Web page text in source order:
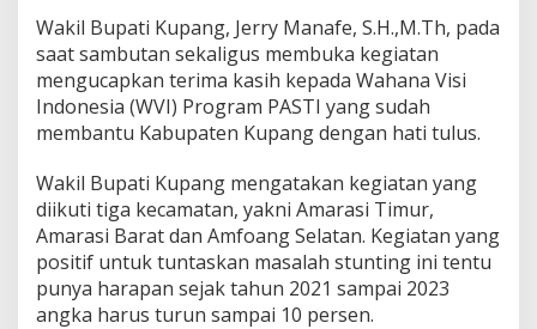
Wakil Bupati Kupang, Jerry Manafe, S.H.,M.Th, pada
saat sambutan sekaligus membuka kegiatan
mengucapkan terima kasih kepada Wahana Visi
Indonesia (WVI) Program PASTI yang sudah
membantu Kabupaten Kupang dengan hati tulus.
Wakil Bupati Kupang mengatakan kegiatan yang
diikuti tiga kecamatan, yakni Amarasi Timur,
Amarasi Barat dan Amfoang Selatan. Kegiatan yang
positif untuk tuntaskan masalah stunting ini tentu
punya harapan sejak tahun 2021 sampai 2023
angka harus turun sampai 10 persen.